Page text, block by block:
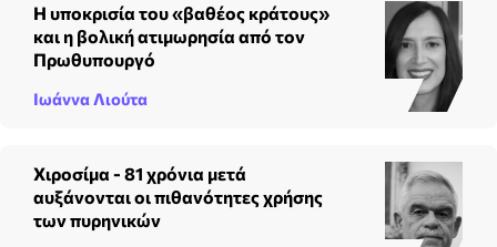
Η υποκρισία του «βαθέος κράτους»
και η βολική ατιμωρησία από τον
Πρωθυπουργό
Ιωάννα Λιούτα
Χιροσίμα - 81 χρόνια μετά
αυξάνονται οι πιθανότητες χρήσης
των πυρηνικών